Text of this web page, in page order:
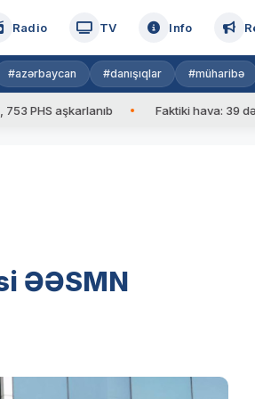
Radio TV Info
#azərbaycan #danışıqlar #müharibə
Faktiki hava: 39 dərəcə
ƏƏSMN